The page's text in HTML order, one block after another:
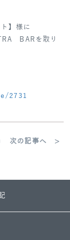
】様に
BARを取り
2731
次の記事へ >